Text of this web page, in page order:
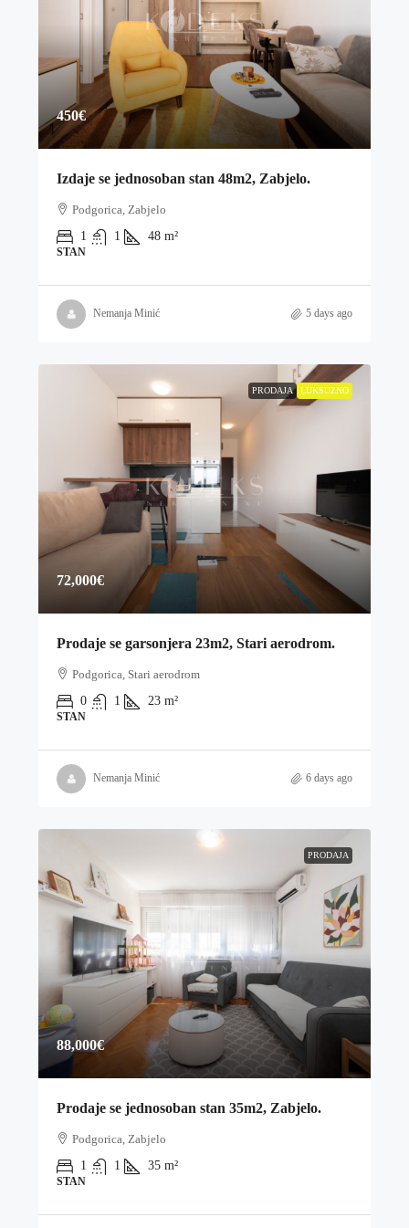
450€
Izdaje se jednosoban stan 48m2, Zabjelo.
Podgorica, Zabjelo
1
1 48 m²
STAN
Nemanja Minić 5 days ago
PRODAJA LUKSUZNO
72,000€
Prodaje se garsonjera 23m2, Stari aerodrom.
Podgorica, Stari aerodrom
0
1 23 m²
STAN
Nemanja Minić 6 days ago
PRODAJA
88,000€
Prodaje se jednosoban stan 35m2, Zabjelo.
Podgorica, Zabjelo
1
1 35 m²
STAN